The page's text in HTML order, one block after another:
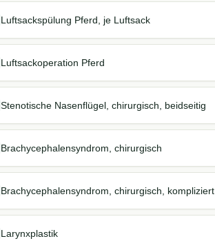
Luftsackspülung Pferd, je Luftsack
Luftsackoperation Pferd
Stenotische Nasenflügel, chirurgisch, beidseitig
Brachycephalensyndrom, chirurgisch
Brachycephalensyndrom, chirurgisch, kompliziert
Larynxplastik